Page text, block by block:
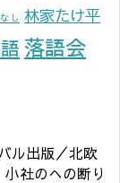
し 林家たけ平
落語会
ル出版／北欧
社のへの断り